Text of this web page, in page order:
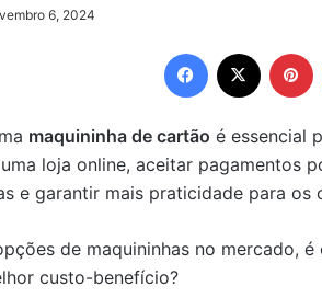
6, 2024
Facebook
maquininha de cartão é essencial
loja online, aceitar pagamentos
e garantir mais praticidade para os
de maquininhas no mercado,
custo-benefício?